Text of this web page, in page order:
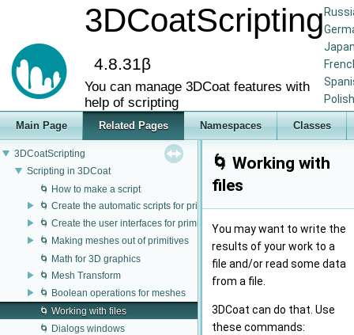
3DCoatScripting
4.8.31β
You can manage 3DСoat features with
help of scripting
Main Page Related Pages Namespaces Classes
3DCoatScripting
Scripting in 3DCoat
🌀 How to make a script
🌀 Create the automatic scripts for primitives
🌀 Create the user interfaces for primitives
🌀 Making meshes out of primitives
🌀 Math for 3D graphics
🌀 Mesh Transform
🌀 Boolean operations for meshes
🌀 Working with files
🌀 Dialogs windows
🌀 Working with
files
You may want to write the
results of your work to a
file and/or read some data
from a file.
3DCoat can do that. Use
these commands: